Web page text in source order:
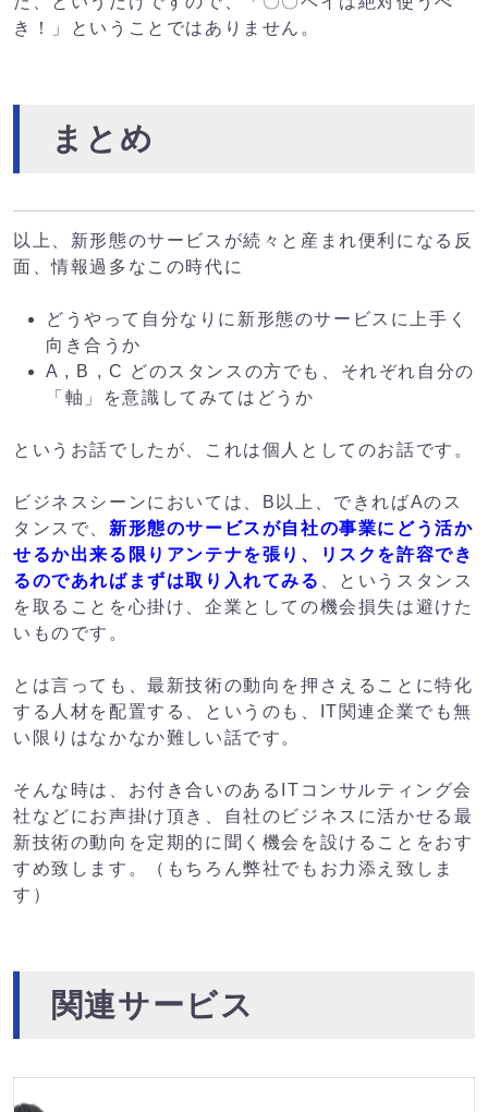
き！」ということではありません。
まとめ
以上、新形態のサービスが続々と産まれ便利になる反
面、情報過多なこの時代に
どうやって自分なりに新形態のサービスに上手く
向き合うか
A , B , C どのスタンスの方でも、それぞれ自分の
「軸」を意識してみてはどうか
というお話でしたが、これは個人としてのお話です。
ビジネスシーンにおいては、B以上、できればAのス
タンスで、 新形態のサービスが自社の事業にどう活か
せるか出来る限りアンテナを張り、リスクを許容でき
るのであればまずは取り入れてみる
、というスタンス
を取ることを心掛け、企業としての機会損失は避けた
いものです。
とは言っても、最新技術の動向を押さえることに特化
する人材を配置する、というのも、IT関連企業でも無
い限りはなかなか難しい話です。
そんな時は、お付き合いのあるITコンサルティング会
社などにお声掛け頂き、自社のビジネスに活かせる最
新技術の動向を定期的に聞く機会を設けることをおす
すめ致します。（もちろん弊社でもお力添え致しま
す）
関連サービス